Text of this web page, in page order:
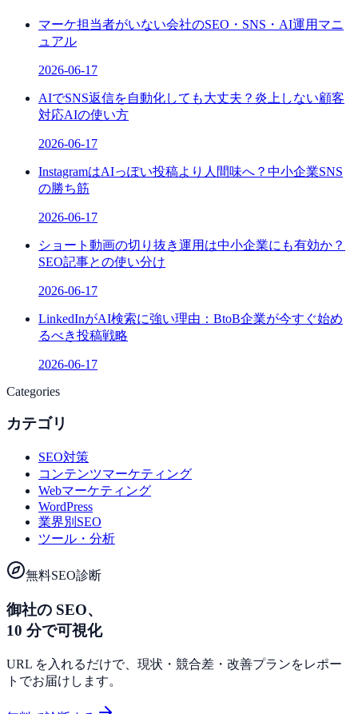
マーケ担当者がいない会社のSEO・SNS・AI運用マニ
ュアル
2026-06-17
AIでSNS返信を自動化しても大丈夫？炎上しない顧客
対応AIの使い方
2026-06-17
InstagramはAIっぽい投稿より人間味へ？中小企業SNS
の勝ち筋
2026-06-17
ショート動画の切り抜き運用は中小企業にも有効か？
SEO記事との使い分け
2026-06-17
LinkedInがAI検索に強い理由：BtoB企業が今すぐ始め
るべき投稿戦略
2026-06-17
Categories
カテゴリ
SEO対策
コンテンツマーケティング
Webマーケティング
WordPress
業界別SEO
ツール・分析
無料SEO診断
御社の SEO、
10 分で可視化
URL を入れるだけで、現状・競合差・改善プランをレポー
トでお届けします。